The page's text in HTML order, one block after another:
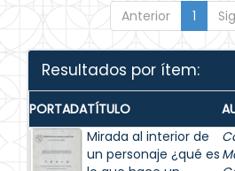
Anterior 1
Resultados por ítem:
PORTADATÍTULO
Mirada al interior de
un personaje ¿qué es